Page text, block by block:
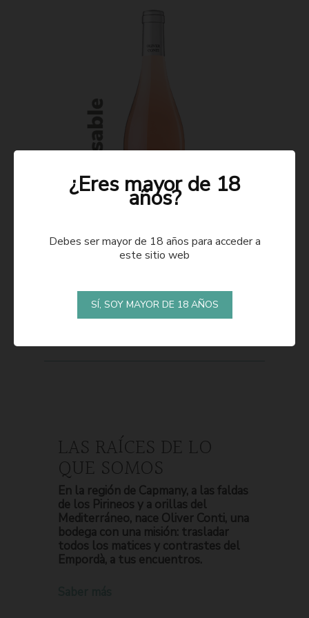
LAS RAÍCES DE LO
QUE SOMOS
En la región de Capmany, a las faldas
de los Pirineos y a orillas del
Mediterráneo, nace Oliver Conti, una
bodega con una misión: trasladar
todos los matices y contrastes del
Empordà, a tus encuentros.
¿Eres mayor de 18
años?
Debes ser mayor de 18 años para acceder a
este sitio web
SÍ, SOY MAYOR DE 18 AÑOS